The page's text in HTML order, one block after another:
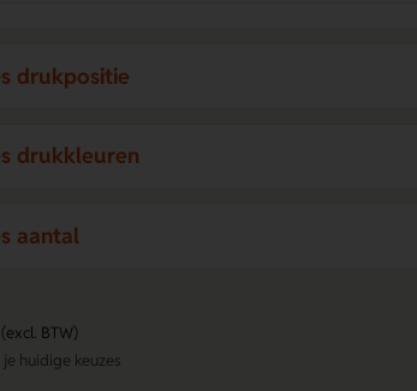
drukpositie
drukkleuren
aantal
(excl. BTW)
huidige keuzes